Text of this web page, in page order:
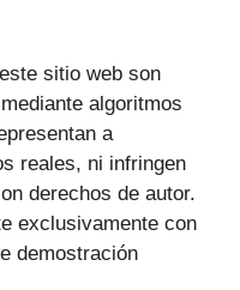
sitio web son
algoritmos
a
reales, ni infringen
derechos de autor.
exclusivamente con
demostración